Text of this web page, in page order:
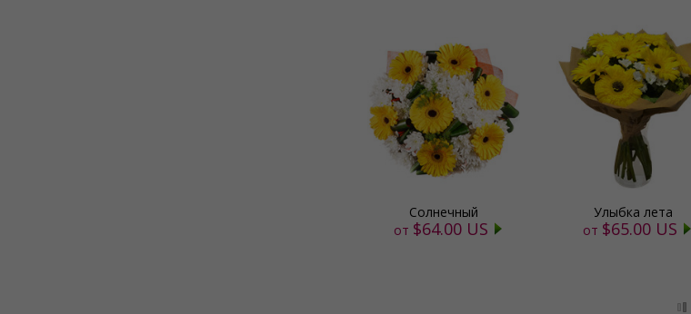
Солнечный
от $64.00 US
Улыбка лета
от $65.00 US